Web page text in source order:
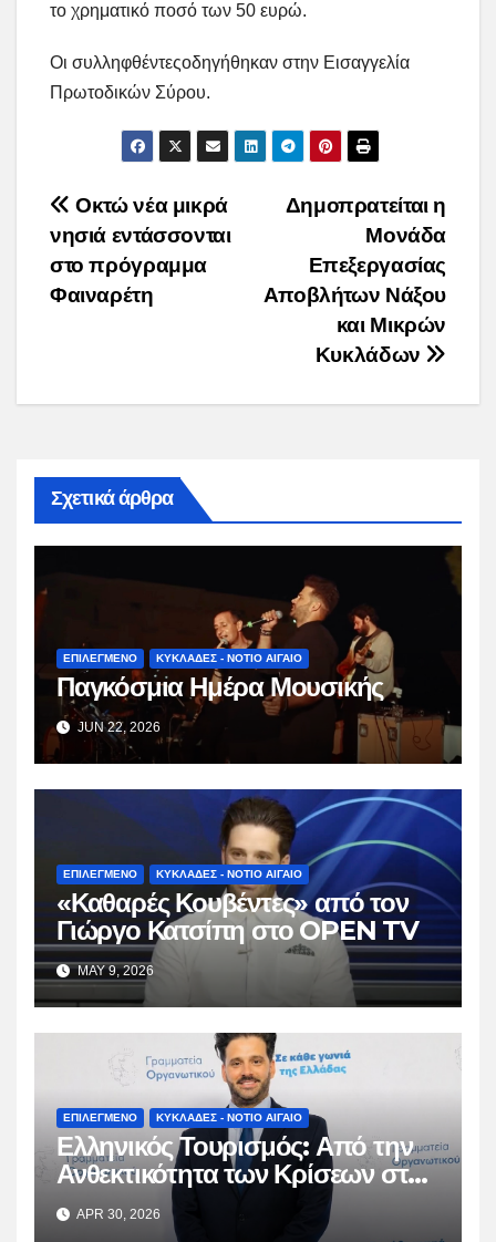
το χρηματικό ποσό των 50 ευρώ.
Οι συλληφθέντεςοδηγήθηκαν στην Εισαγγελία
Πρωτοδικών Σύρου.
Post
navigation
Δημοπρατείται η
Μονάδα
Επεξεργασίας
Αποβλήτων Νάξου
και Μικρών
Κυκλάδων
Οκτώ νέα μικρά
νησιά εντάσσονται
στο πρόγραμμα
Φαιναρέτη
Σχετικά άρθρα
ΕΠΙΛΕΓΜΕΝΟ ΚΥΚΛΑΔΕΣ - ΝΟΤΙΟ ΑΙΓΑΙΟ
Παγκόσμια Ημέρα Μουσικής
JUN 22, 2026
ΕΠΙΛΕΓΜΕΝΟ ΚΥΚΛΑΔΕΣ - ΝΟΤΙΟ ΑΙΓΑΙΟ
«Καθαρές Κουβέντες» από τον
Γιώργο Κατσίπη στο OPEN TV
MAY 9, 2026
ΕΠΙΛΕΓΜΕΝΟ ΚΥΚΛΑΔΕΣ - ΝΟΤΙΟ ΑΙΓΑΙΟ
Ελληνικός Τουρισμός: Από την
Ανθεκτικότητα των Κρίσεων στη
Βιώσιμη Ωρίμαση
APR 30, 2026